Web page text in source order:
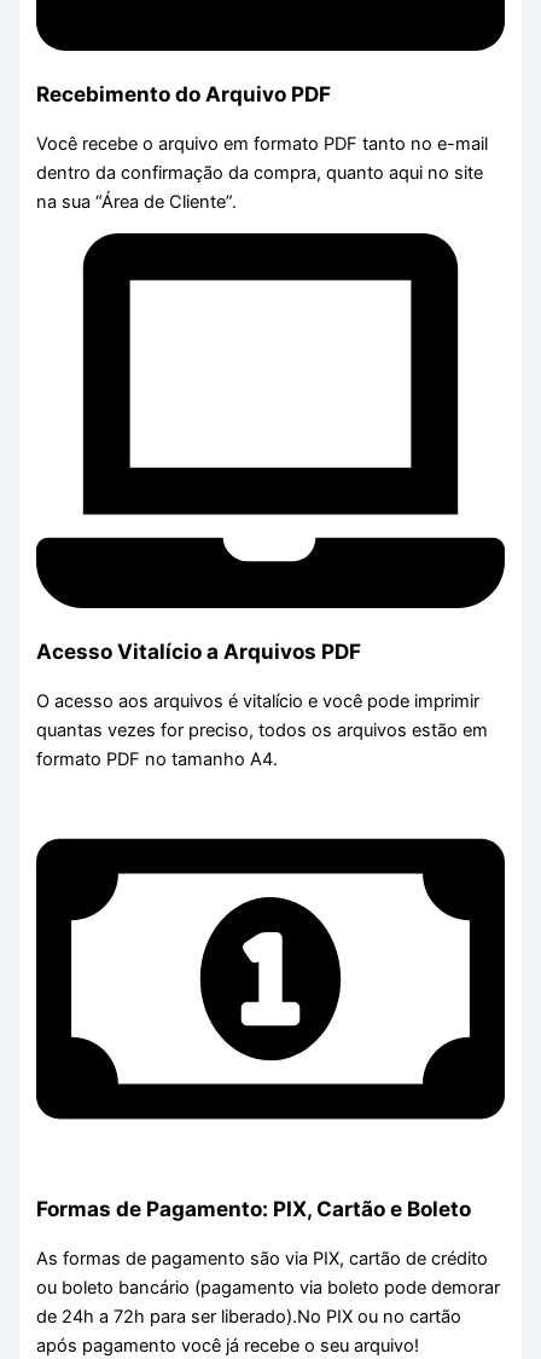
Recebimento do Arquivo PDF
Você recebe o arquivo em formato PDF tanto no e-mail
dentro da confirmação da compra, quanto aqui no site
na sua “Área de Cliente”.
Acesso Vitalício a Arquivos PDF
O acesso aos arquivos é vitalício e você pode imprimir
quantas vezes for preciso, todos os arquivos estão em
formato PDF no tamanho A4.
Formas de Pagamento: PIX, Cartão e Boleto
As formas de pagamento são via PIX, cartão de crédito
ou boleto bancário (pagamento via boleto pode demorar
de 24h a 72h para ser liberado).No PIX ou no cartão
após pagamento você já recebe o seu arquivo!